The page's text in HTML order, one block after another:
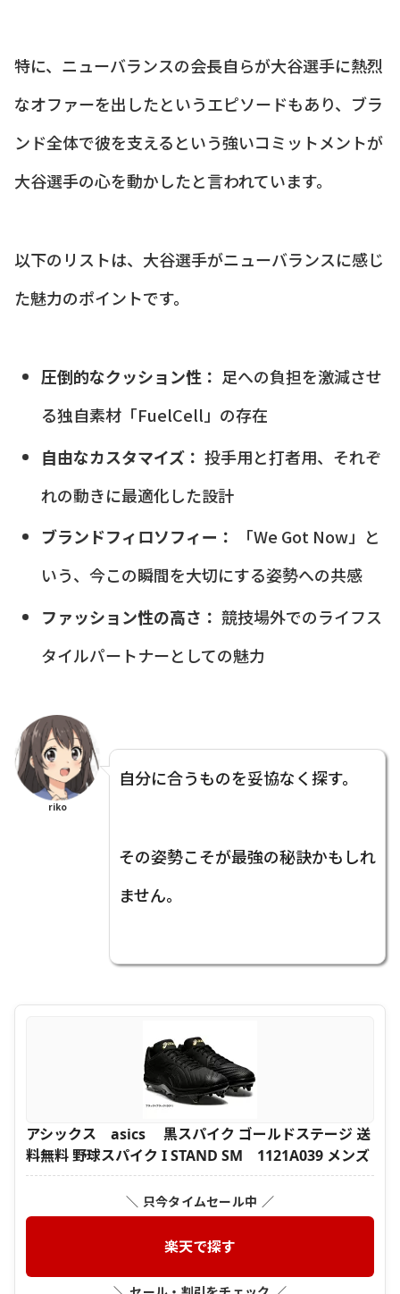
特に、ニューバランスの会長自らが大谷選手に熱烈
なオファーを出したというエピソードもあり、ブラ
ンド全体で彼を支えるという強いコミットメントが
大谷選手の心を動かしたと言われています。
以下のリストは、大谷選手がニューバランスに感じ
た魅力のポイントです。
圧倒的なクッション性： 足への負担を激減させ
る独自素材「FuelCell」の存在
自由なカスタマイズ： 投手用と打者用、それぞ
れの動きに最適化した設計
ブランドフィロソフィー：
「We Got Now」と
いう、今この瞬間を大切にする姿勢への共感
ファッション性の高さ： 競技場外でのライフス
タイルパートナーとしての魅力
riko
自分に合うものを妥協なく探す。
その姿勢こそが最強の秘訣かもしれ
ません。
アシックス asics 黒スパイク ゴールドステージ 送
料無料 野球スパイク I STAND SM 1121A039 メンズ
＼ 只今タイムセール中 ／
楽天で探す